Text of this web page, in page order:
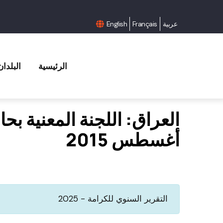
English Français عربية
الرئيسية
العراق: اللجنة المعنية
أغسطس 2015
التقرير السنوي للكرامة - 2025